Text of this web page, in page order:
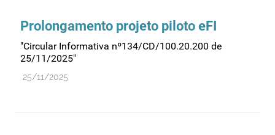
Prolongamento projeto piloto eFI
"Circular Informativa nº134/CD/100.20.200 de
25/11/2025"
25/11/2025